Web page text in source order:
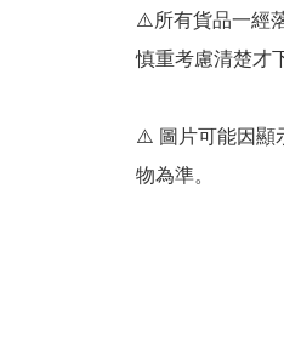
⚠️所有貨品一經
慎重考慮清楚才
⚠️ 圖片可能因顯
物為準。